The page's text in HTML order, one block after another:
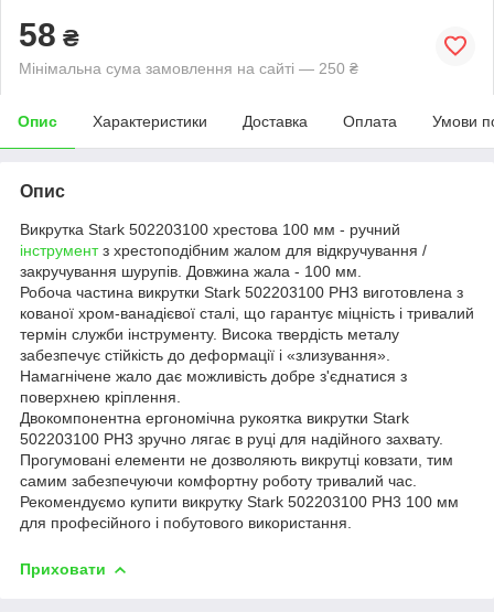
58 ₴
Мінімальна сума замовлення на сайті — 250 ₴
Опис Характеристики Доставка Оплата Умови
Опис
Викрутка Stark 502203100 хрестова 100 мм - ручний
інструментз хрестоподібним жалом для відкручування /
закручування шурупів. Довжина жала - 100 мм.
Робоча частина викрутки Stark 502203100 PH3 виготовлена з
кованої хром-ванадієвої сталі, що гарантує міцність і тривалий
термін служби інструменту. Висока твердість металу
забезпечує стійкість до деформації і «злизування».
Намагнічене жало дає можливість добре з'єднатися з
поверхнею кріплення.
Двокомпонентна ергономічна рукоятка викрутки Stark
502203100 PH3 зручно лягає в руці для надійного захвату.
Прогумовані елементи не дозволяють викрутці ковзати, тим
самим забезпечуючи комфортну роботу тривалий час.
Рекомендуємо купити викрутку Stark 502203100 PH3 100 мм
для професійного і побутового використання.
Приховати